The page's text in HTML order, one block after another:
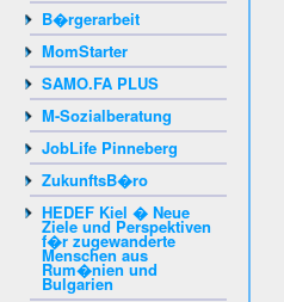
B�rgerarbeit
MomStarter
SAMO.FA PLUS
M-Sozialberatung
JobLife Pinneberg
ZukunftsB�ro
HEDEF Kiel � Neue
Ziele und Perspektiven
f�r zugewanderte
Menschen aus
Rum�nien und
Bulgarien